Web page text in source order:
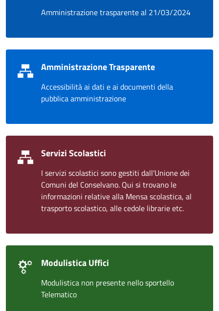
Amministrazione trasparente al 21/03/2024
Amministrazione Trasparente
Accessibilità ai dati e ai documenti della
pubblica amministrazione
Servizi Scolastici
I servizi scolastici sono gestiti dall'Unione dei
Comuni del Conselvano. Qui si trovano le
informazioni relative alla Mensa scolastica, al
trasporto scolastico, alle cedole librarie etc.
Modulistica Uffici
Modulistica non presente nello sportello
Telematico